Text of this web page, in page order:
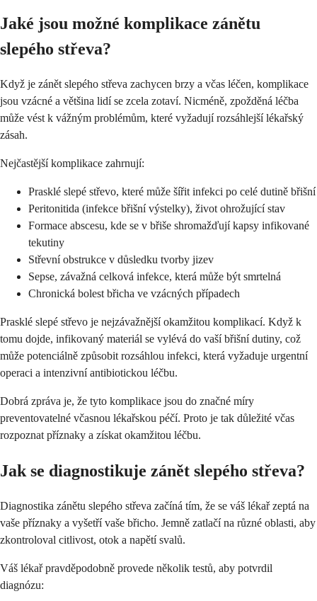
Jaké jsou možné komplikace zánětu
slepého střeva?
Když je zánět slepého střeva zachycen brzy a včas léčen, komplikace
jsou vzácné a většina lidí se zcela zotaví. Nicméně, zpožděná léčba
může vést k vážným problémům, které vyžadují rozsáhlejší lékařský
zásah.
Nejčastější komplikace zahrnují:
Prasklé slepé střevo, které může šířit infekci po celé dutině břišní
Peritonitida (infekce břišní výstelky), život ohrožující stav
Formace abscesu, kde se v břiše shromažďují kapsy infikované
tekutiny
Střevní obstrukce v důsledku tvorby jizev
Sepse, závažná celková infekce, která může být smrtelná
Chronická bolest břicha ve vzácných případech
Prasklé slepé střevo je nejzávažnější okamžitou komplikací. Když k
tomu dojde, infikovaný materiál se vylévá do vaší břišní dutiny, což
může potenciálně způsobit rozsáhlou infekci, která vyžaduje urgentní
operaci a intenzivní antibiotickou léčbu.
Dobrá zpráva je, že tyto komplikace jsou do značné míry
preventovatelné včasnou lékařskou péčí. Proto je tak důležité včas
rozpoznat příznaky a získat okamžitou léčbu.
Jak se diagnostikuje zánět slepého střeva?
Diagnostika zánětu slepého střeva začíná tím, že se váš lékař zeptá na
vaše příznaky a vyšetří vaše břicho. Jemně zatlačí na různé oblasti, aby
zkontroloval citlivost, otok a napětí svalů.
Váš lékař pravděpodobně provede několik testů, aby potvrdil
diagnózu: